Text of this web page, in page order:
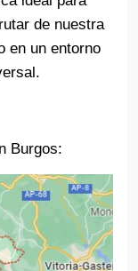
de nuestra
en un entorno
Burgos: